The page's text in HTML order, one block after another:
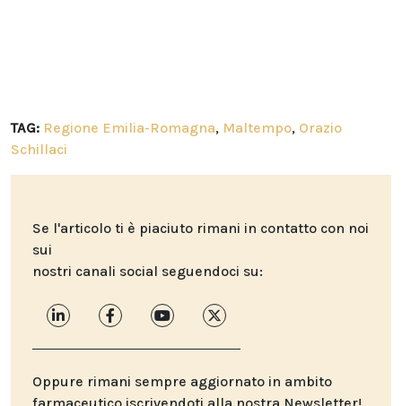
TAG: Regione Emilia-Romagna, Maltempo, Orazio
Schillaci
Se l'articolo ti è piaciuto rimani in contatto con noi
sui
nostri canali social seguendoci su:
Oppure rimani sempre aggiornato in ambito